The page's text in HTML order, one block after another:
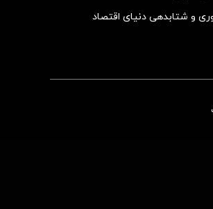
و شتابدهی دنیای اقتصاد